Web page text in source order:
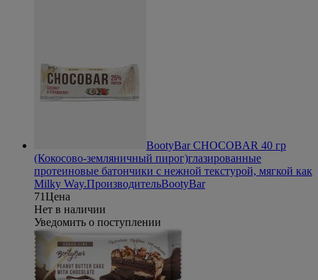
BootyBar CHOCOBAR 40 гр
(Кокосово-земляничный пирог)глазированные
протеиновые батончики с нежной текстурой, мягкой как
Milky Way.ПроизводительBootyBar
71Цена
Нет в наличии
Уведомить о поступлении